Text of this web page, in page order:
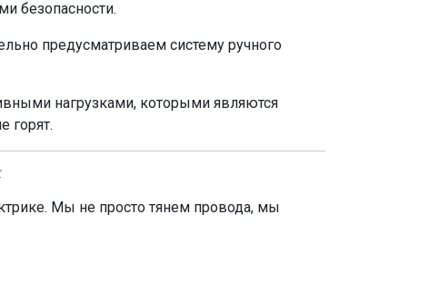
безопасности.
предусматриваем систему ручного
нагрузками, которыми являются
горят.
Мы не просто тянем провода, мы